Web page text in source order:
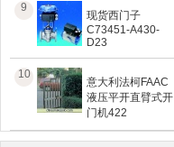
9
现货西门子
C73451-A430-
D23
10
意大利法柯FAAC
液压平开直臂式开
门机422